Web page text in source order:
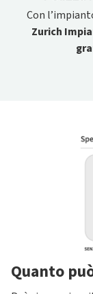
Con
Zurich
Quanto